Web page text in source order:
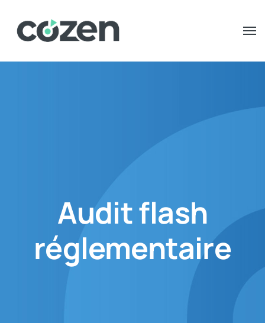
Audit flash
réglementaire